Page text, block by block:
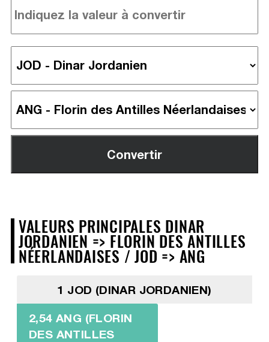
VALEURS PRINCIPALES DINAR
JORDANIEN => FLORIN DES ANTILLES
NÉERLANDAISES / JOD => ANG
1 JOD (DINAR JORDANIEN)
2,54 ANG (FLORIN
DES ANTILLES